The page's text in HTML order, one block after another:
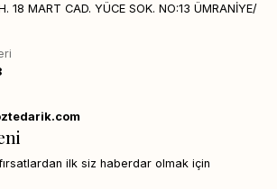
18 MART CAD. YÜCE SOK. NO:13 ÜMRANİYE/
ilk siz haberdar olmak için